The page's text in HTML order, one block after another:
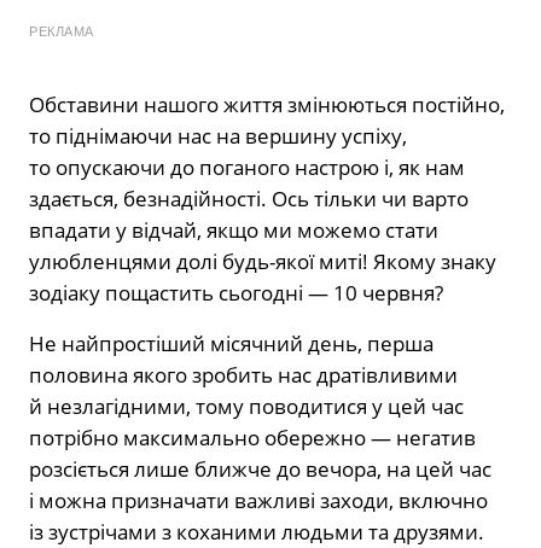
РЕКЛАМА
Обставини нашого життя змінюються постійно,
то піднімаючи нас на вершину успіху,
то опускаючи до поганого настрою і, як нам
здається, безнадійності. Ось тільки чи варто
впадати у відчай, якщо ми можемо стати
улюбленцями долі будь-якої миті! Якому знаку
зодіаку пощастить сьогодні — 10 червня?
Не найпростіший місячний день, перша
половина якого зробить нас дратівливими
й незлагідними, тому поводитися у цей час
потрібно максимально обережно — негатив
розсіється лише ближче до вечора, на цей час
і можна призначати важливі заходи, включно
із зустрічами з коханими людьми та друзями.